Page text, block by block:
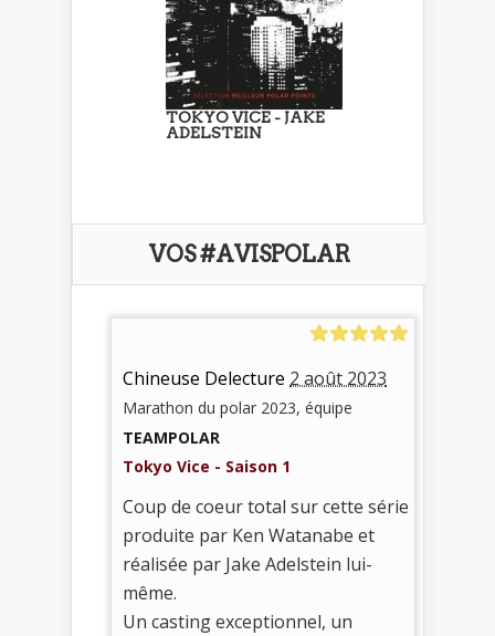
TOKYO VICE - JAKE
ADELSTEIN
VOS #AVISPOLAR
Chineuse Delecture 2 août 2023
Marathon du polar 2023, équipe
TEAMPOLAR
Tokyo Vice - Saison 1
Coup de coeur total sur cette série
produite par Ken Watanabe et
réalisée par Jake Adelstein lui-
même.
Un casting exceptionnel, un